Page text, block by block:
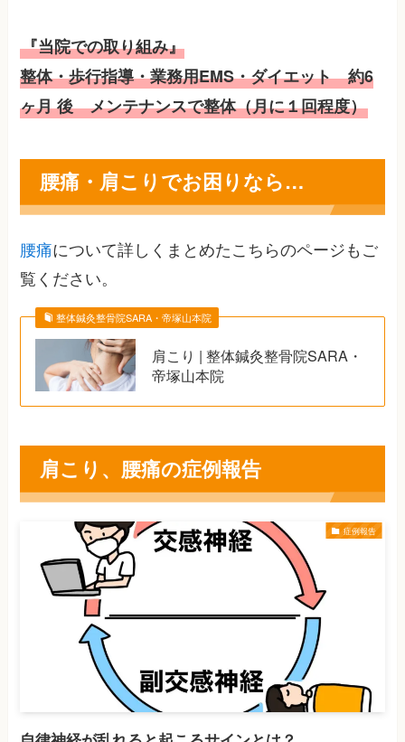
『当院での取り組み』
整体・歩行指導・業務用EMS・ダイエット 約6
ヶ月 後 メンテナンスで整体（月に１回程度）
腰痛・肩こりでお困りなら…
腰痛について詳しくまとめたこちらのページもご
覧ください。
整体鍼灸整骨院SARA・帝塚山本院
肩こり | 整体鍼灸整骨院SARA・
帝塚山本院
肩こり、腰痛の症例報告
症例報告